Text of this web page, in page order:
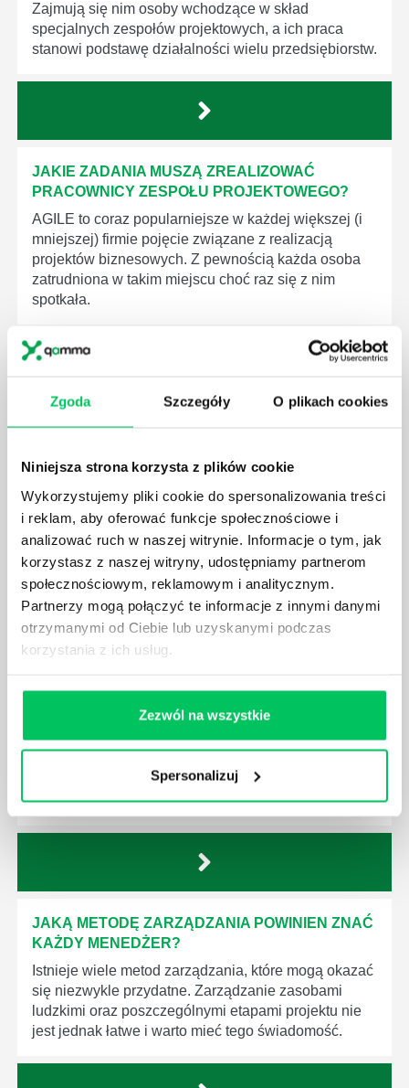
Zgoda Szczegóły O plikach cookies
Niniejsza strona korzysta z plików cookie
Wykorzystujemy pliki cookie do spersonalizowania treści
i reklam, aby oferować funkcje społecznościowe i
analizować ruch w naszej witrynie. Informacje o tym, jak
korzystasz z naszej witryny, udostępniamy partnerom
społecznościowym, reklamowym i analitycznym.
Partnerzy mogą połączyć te informacje z innymi danymi
otrzymanymi od Ciebie lub uzyskanymi podczas
korzystania z ich usług.
Zezwól na wszystkie
Spersonalizuj
Zajmują się nim osoby wchodzące w skład
specjalnych zespołów projektowych, a ich praca
stanowi podstawę działalności wielu przedsiębiorstw.
JAKIE ZADANIA MUSZĄ ZREALIZOWAĆ
PRACOWNICY ZESPOŁU PROJEKTOWEGO?
AGILE to coraz popularniejsze w każdej większej (i
mniejszej) firmie pojęcie związane z realizacją
projektów biznesowych. Z pewnością każda osoba
zatrudniona w takim miejscu choć raz się z nim
spotkała.
JAKIE UMIEJĘTNOŚCI MENEDŻERSKIE
Nawet zespół złożony z doskonale wykształconych i
kompetentnych pracowników nie będzie w stanie
sprawnie realizować swoich zadań, jeśli zabraknie w
nim odpowiedniego kierownictwa. Zawsze
niezbędna jest osoba nadzorująca wszystkie
czynności wykonywane przez pracowników.
JAK BRYGADZISTA MOŻE ROZWINĄĆ SWOJE
KOMPETENCJE MENEDŻERSKIE?
Menedżer to niezwykle ważne stanowisko w każdej
za realizację działań podległych mu osób oraz
działu.
JAKĄ METODĘ ZARZĄDZANIA POWINIEN ZNAĆ
KAŻDY MENEDŻER?
Istnieje wiele metod zarządzania, które mogą okazać
się niezwykle przydatne. Zarządzanie zasobami
ludzkimi oraz poszczególnymi etapami projektu nie
jest jednak łatwe i warto mieć tego świadomość.